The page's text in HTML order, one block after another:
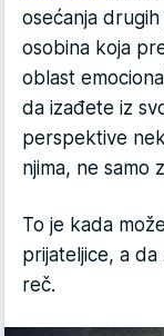
osećanja
osobina koja
oblast
da izađete iz
perspektive
njima, ne samo
To je kada
prijateljice, a
reč.